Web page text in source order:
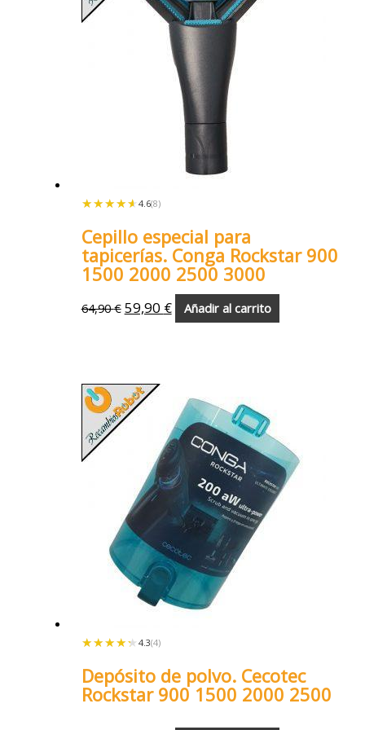
★★★★★
★★★★★ 4.6(8)
Cepillo especial para
tapicerías. Conga Rockstar 900
1500 2000 2500 3000
64,90€ 59,90 € Añadir al carrito
★★★★★
★★★★★ 4.3(4)
Depósito de polvo. Cecotec
Rockstar 900 1500 2000 2500